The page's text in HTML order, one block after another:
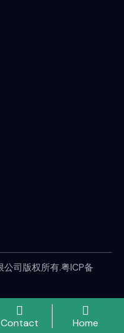
司版权所有.粤ICP备
Contact Home